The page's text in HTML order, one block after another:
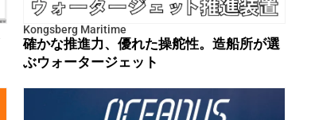
Kongsberg Maritime
確かな推進力、優れた操舵性。造船所が選
ぶウォータージェット